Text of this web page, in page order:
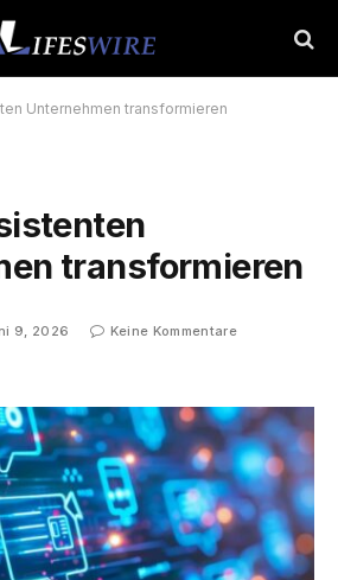
Unternehmen transformieren
transformieren
9, 2026
Keine Kommentare